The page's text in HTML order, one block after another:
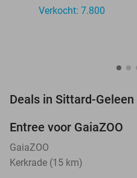
Verkocht: 7.800
Deals in Sittard-Geleen
Entree voor GaiaZOO
GaiaZOO
Kerkrade (15 km)